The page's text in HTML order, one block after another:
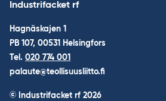
Industrifacket rf
Hagnäskajen 1
PB 107, 00531 Helsingfors
Tel. 020 774 001
palaute@teollisuusliitto.fi
© Industrifacket rf 2026